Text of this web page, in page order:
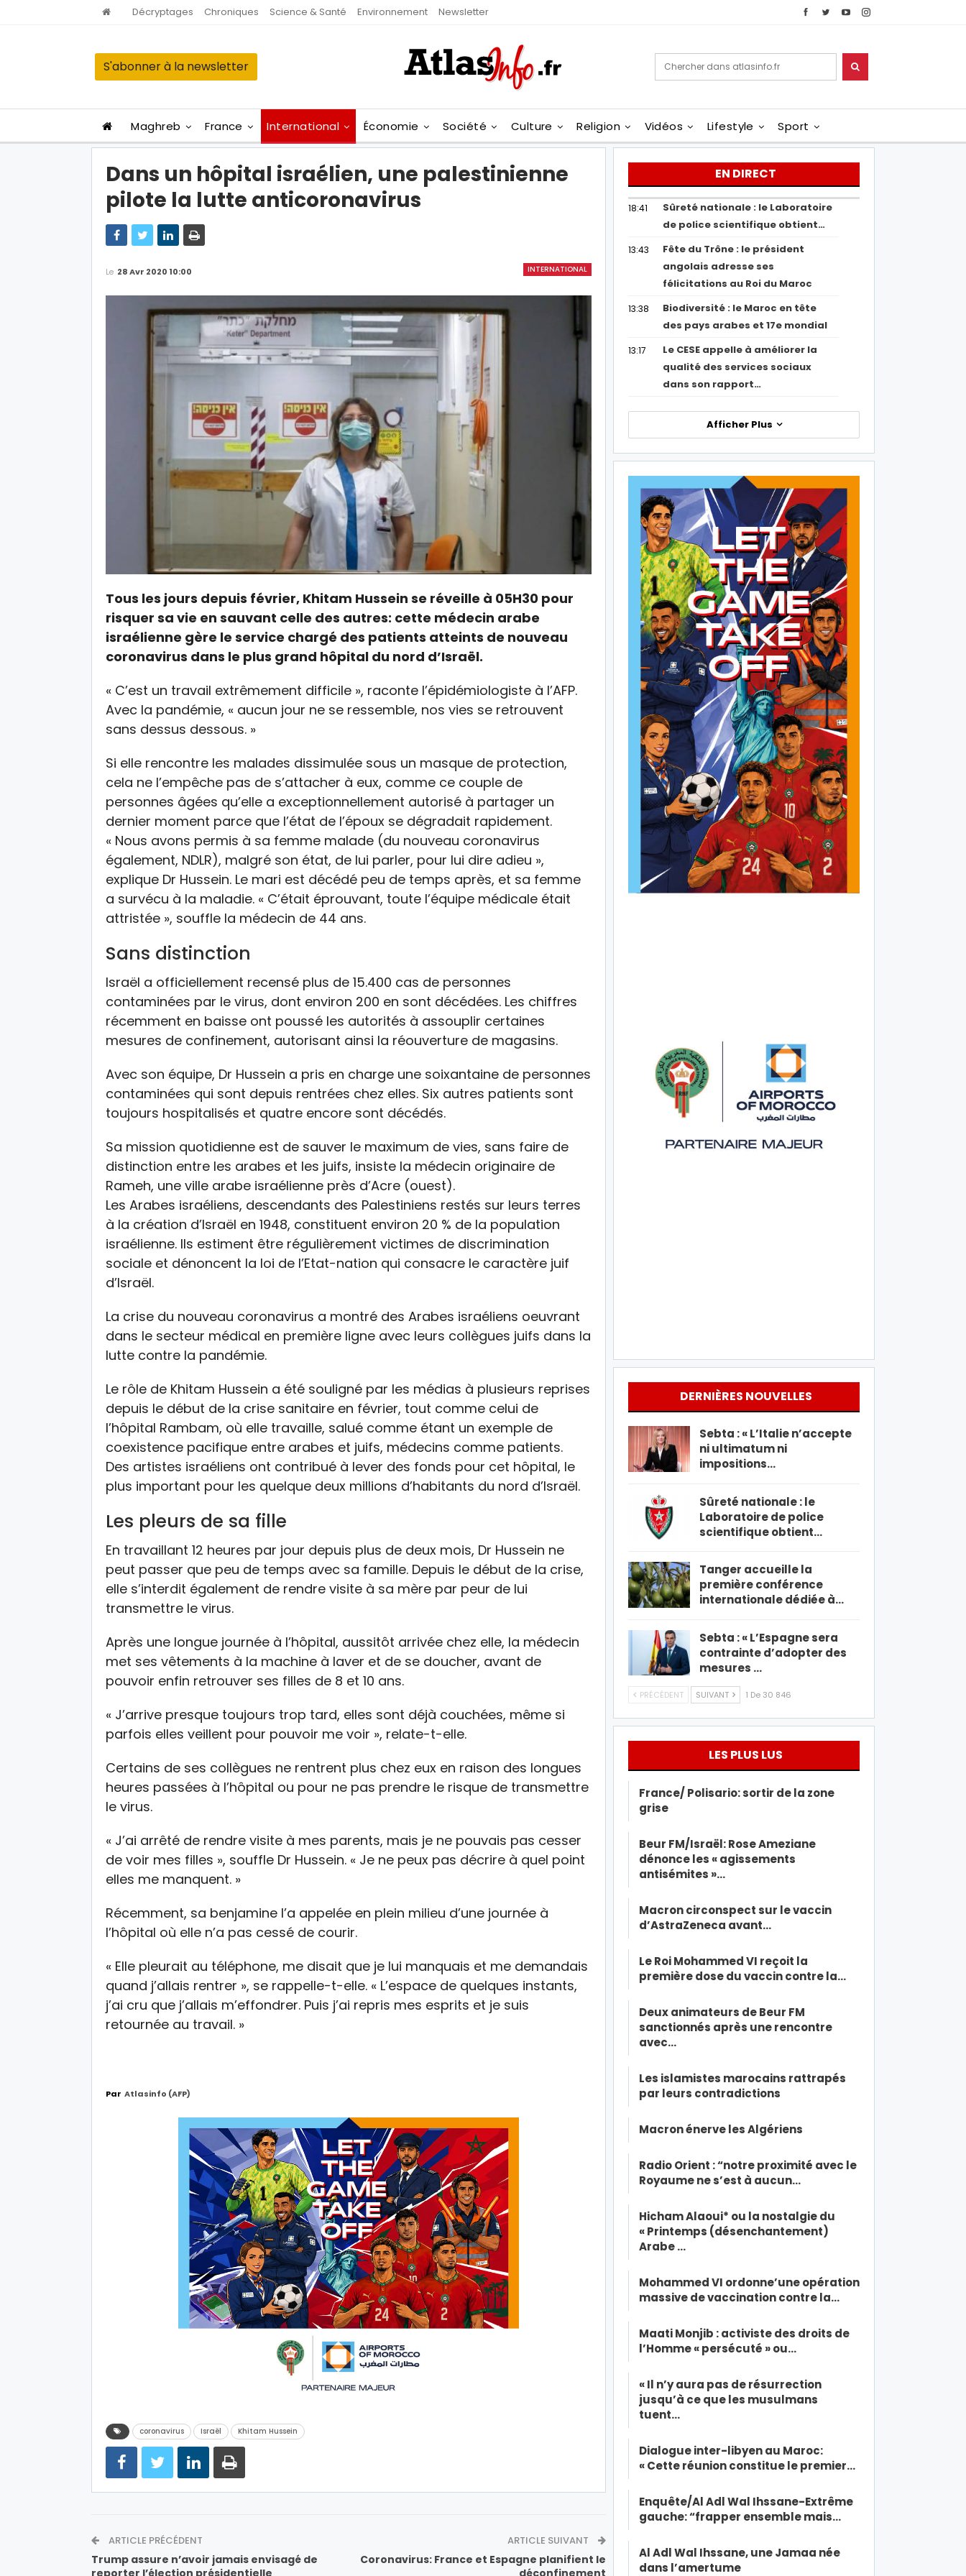
Décryptages Chroniques Science & Santé Environnement Newsletter
S'abonner à la newsletter
Maghreb France International Économie Société Culture Religion Vidéos Lifestyle Sport
Dans un hôpital israélien, une palestinienne
pilote la lutte anticoronavirus
INTERNATIONAL
Le 28 Avr 2020 10:00
Tous les jours depuis février, Khitam Hussein se réveille à 05H30 pour
risquer sa vie en sauvant celle des autres: cette médecin arabe
israélienne gère le service chargé des patients atteints de nouveau
coronavirus dans le plus grand hôpital du nord d’Israël.
« C’est un travail extrêmement difficile », raconte l’épidémiologiste à l’AFP.
Avec la pandémie, « aucun jour ne se ressemble, nos vies se retrouvent
sans dessus dessous. »
Si elle rencontre les malades dissimulée sous un masque de protection,
cela ne l’empêche pas de s’attacher à eux, comme ce couple de
personnes âgées qu’elle a exceptionnellement autorisé à partager un
dernier moment parce que l’état de l’époux se dégradait rapidement.
« Nous avons permis à sa femme malade (du nouveau coronavirus
également, NDLR), malgré son état, de lui parler, pour lui dire adieu »,
explique Dr Hussein. Le mari est décédé peu de temps après, et sa femme
a survécu à la maladie. « C’était éprouvant, toute l’équipe médicale était
attristée », souffle la médecin de 44 ans.
Sans distinction
Israël a officiellement recensé plus de 15.400 cas de personnes
contaminées par le virus, dont environ 200 en sont décédées. Les chiffres
récemment en baisse ont poussé les autorités à assouplir certaines
mesures de confinement, autorisant ainsi la réouverture de magasins.
Avec son équipe, Dr Hussein a pris en charge une soixantaine de personnes
contaminées qui sont depuis rentrées chez elles. Six autres patients sont
toujours hospitalisés et quatre encore sont décédés.
Sa mission quotidienne est de sauver le maximum de vies, sans faire de
distinction entre les arabes et les juifs, insiste la médecin originaire de
Rameh, une ville arabe israélienne près d’Acre (ouest).
Les Arabes israéliens, descendants des Palestiniens restés sur leurs terres
à la création d’Israël en 1948, constituent environ 20 % de la population
israélienne. Ils estiment être régulièrement victimes de discrimination
sociale et dénoncent la loi de l’Etat-nation qui consacre le caractère juif
d’Israël.
La crise du nouveau coronavirus a montré des Arabes israéliens oeuvrant
dans le secteur médical en première ligne avec leurs collègues juifs dans la
lutte contre la pandémie.
Le rôle de Khitam Hussein a été souligné par les médias à plusieurs reprises
depuis le début de la crise sanitaire en février, tout comme celui de
l’hôpital Rambam, où elle travaille, salué comme étant un exemple de
coexistence pacifique entre arabes et juifs, médecins comme patients.
Des artistes israéliens ont contribué à lever des fonds pour cet hôpital, le
plus important pour les quelque deux millions d’habitants du nord d’Israël.
Les pleurs de sa fille
En travaillant 12 heures par jour depuis plus de deux mois, Dr Hussein ne
peut passer que peu de temps avec sa famille. Depuis le début de la crise,
elle s’interdit également de rendre visite à sa mère par peur de lui
transmettre le virus.
Après une longue journée à l’hôpital, aussitôt arrivée chez elle, la médecin
met ses vêtements à la machine à laver et de se doucher, avant de
pouvoir enfin retrouver ses filles de 8 et 10 ans.
« J’arrive presque toujours trop tard, elles sont déjà couchées, même si
parfois elles veillent pour pouvoir me voir », relate-t-elle.
Certains de ses collègues ne rentrent plus chez eux en raison des longues
heures passées à l’hôpital ou pour ne pas prendre le risque de transmettre
le virus.
« J’ai arrêté de rendre visite à mes parents, mais je ne pouvais pas cesser
de voir mes filles », souffle Dr Hussein. « Je ne peux pas décrire à quel point
elles me manquent. »
Récemment, sa benjamine l’a appelée en plein milieu d’une journée à
l’hôpital où elle n’a pas cessé de courir.
« Elle pleurait au téléphone, me disait que je lui manquais et me demandais
quand j’allais rentrer », se rappelle-t-elle. « L’espace de quelques instants,
j’ai cru que j’allais m’effondrer. Puis j’ai repris mes esprits et je suis
retournée au travail. »
Par Atlasinfo (AFP)
coronavirus Israël Khitam Hussein
ARTICLE PRÉCÉDENT
Trump assure n’avoir jamais envisagé de
reporter l’élection présidentielle
ARTICLE SUIVANT
Coronavirus: France et Espagne planifient le
déconfinement
EN DIRECT
18:41
Sûreté nationale : le Laboratoire
de police scientifique obtient…
13:43
Fête du Trône : le président
angolais adresse ses
félicitations au Roi du Maroc
13:38
Biodiversité : le Maroc en tête
des pays arabes et 17e mondial
13:17
Le CESE appelle à améliorer la
qualité des services sociaux
dans son rapport…
Afficher Plus
DERNIÈRES NOUVELLES
Sebta : « L’Italie n’accepte
ni ultimatum ni
impositions…
Sûreté nationale : le
Laboratoire de police
scientifique obtient…
Tanger accueille la
première conférence
internationale dédiée à…
Sebta : « L’Espagne sera
contrainte d’adopter des
mesures …
PRÉCÉDENT SUIVANT 1 De 30 846
LES PLUS LUS
France/ Polisario: sortir de la zone
grise
Beur FM/Israël: Rose Ameziane
dénonce les « agissements
antisémites »…
Macron circonspect sur le vaccin
d’AstraZeneca avant…
Le Roi Mohammed VI reçoit la
première dose du vaccin contre la…
Deux animateurs de Beur FM
sanctionnés après une rencontre
avec…
Les islamistes marocains rattrapés
par leurs contradictions
Macron énerve les Algériens
Radio Orient : “notre proximité avec le
Royaume ne s’est à aucun…
Hicham Alaoui* ou la nostalgie du
« Printemps (désenchantement)
Arabe …
Mohammed VI ordonne’une opération
massive de vaccination contre la…
Maati Monjib : activiste des droits de
l’Homme « persécuté » ou…
« Il n’y aura pas de résurrection
jusqu’à ce que les musulmans
tuent…
Dialogue inter-libyen au Maroc:
« Cette réunion constitue le premier…
Enquête/Al Adl Wal Ihssane-Extrême
gauche: “frapper ensemble mais…
Al Adl Wal Ihssane, une Jamaa née
dans l’amertume